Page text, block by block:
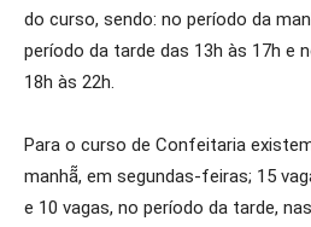
do curso, sendo: no período da
período da tarde das 13h às 17h e
18h às 22h.
Para o curso de Confeitaria
manhã̃, em segundas-feiras; 15
e 10 vagas, no período da tarde,